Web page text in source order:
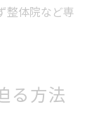
整体院など専
る方法